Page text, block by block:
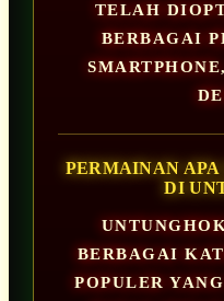
TELAH
BERBAGAI
PERMAINAN APA
DI
BERBAGAI
POPULER